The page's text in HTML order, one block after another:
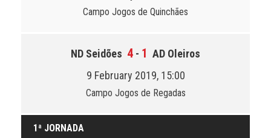
Campo Jogos de Quinchães
ND Seidões 4 - 1 AD Oleiros
9 February 2019, 15:00
Campo Jogos de Regadas
1ª JORNADA